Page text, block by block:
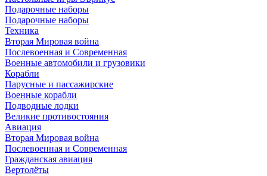
Подарочные наборы
Подарочные наборы
Техника
Вторая Мировая война
Послевоенная и Современная
Военные автомобили и грузовики
Корабли
Парусные и пассажирские
Военные корабли
Подводные лодки
Великие противостояния
Авиация
Вторая Мировая война
Послевоенная и Современная
Гражданская авиация
Вертолёты